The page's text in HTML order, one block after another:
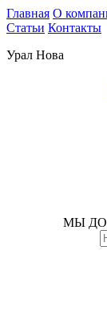
Главная О
Статьи Контакты
Урал Нова
МЫ